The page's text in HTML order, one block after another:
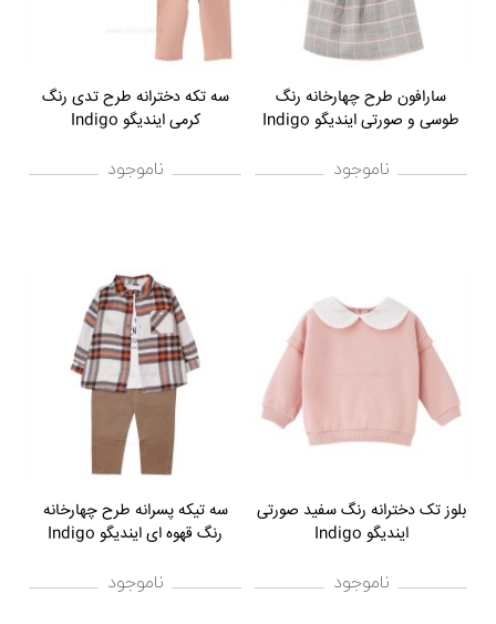
سارافون طرح چهارخانه رنگ
طوسی و صورتی ایندیگو Indigo
ناموجود
سه تکه دخترانه طرح تدی رنگ
کرمی ایندیگو Indigo
ناموجود
بلوز تک دخترانه رنگ سفید صورتی
ایندیگو Indigo
ناموجود
سه تیکه پسرانه طرح چهارخانه
رنگ قهوه ای ایندیگو Indigo
ناموجود